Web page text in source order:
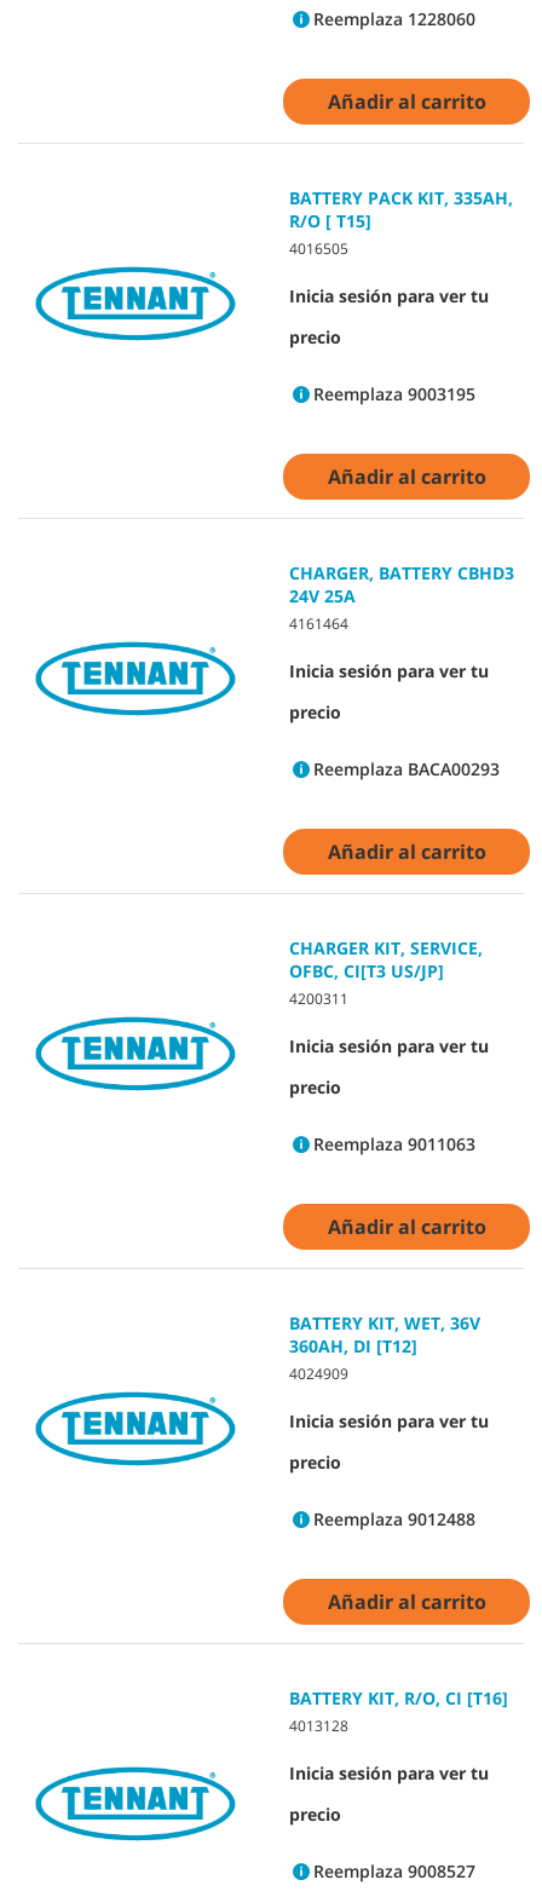
Reemplaza 1228060
Añadir al carrito
BATTERY PACK KIT, 335AH,
R/O [ T15]
4016505
Inicia sesión para ver tu
precio
Reemplaza 9003195
Añadir al carrito
CHARGER, BATTERY CBHD3
24V 25A
4161464
Inicia sesión para ver tu
precio
Reemplaza BACA00293
Añadir al carrito
CHARGER KIT, SERVICE,
OFBC, CI[T3 US/JP]
4200311
Inicia sesión para ver tu
precio
Reemplaza 9011063
Añadir al carrito
BATTERY KIT, WET, 36V
360AH, DI [T12]
4024909
Inicia sesión para ver tu
precio
Reemplaza 9012488
Añadir al carrito
BATTERY KIT, R/O, CI [T16]
4013128
Inicia sesión para ver tu
precio
Reemplaza 9008527